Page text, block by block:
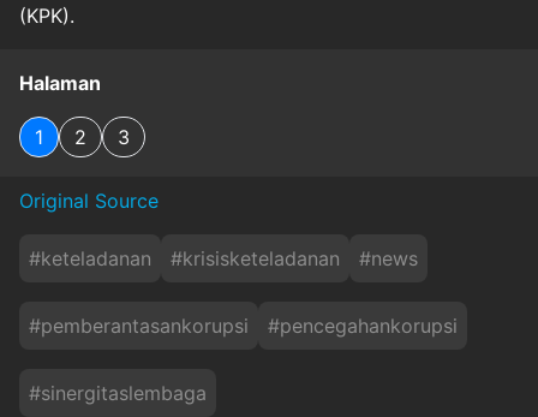
(KPK).
Halaman
1 2 3
Original Source
#keteladanan #krisisketeladanan #news
#pemberantasankorupsi #pencegahankorupsi
#sinergitaslembaga